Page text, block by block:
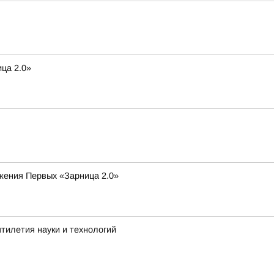
2.0»
Первых «Зарница 2.0»
науки и технологий